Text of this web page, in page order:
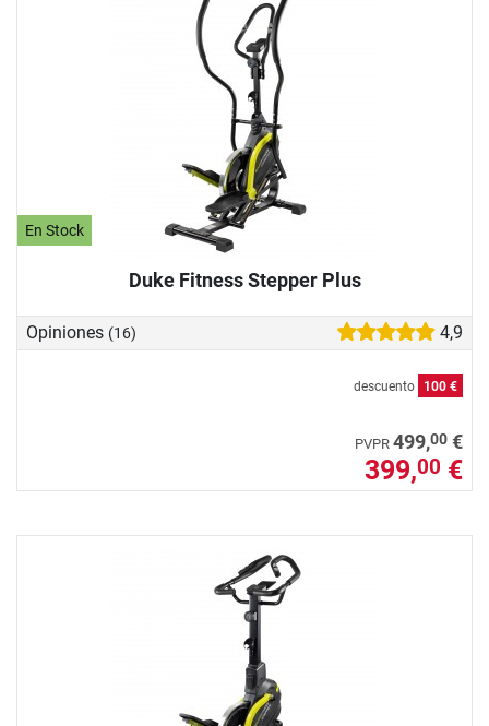
En Stock
Duke Fitness Stepper Plus
Opiniones (16) 4,9
descuento 100 €
PVPR 499,00 €
399,00 €